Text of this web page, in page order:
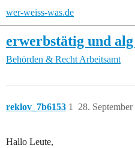
wer-weiss-was.de
erwerbstätig und alg
Behörden & Recht Arbeitsamt
reklov_7b6153 28.
1
Hallo Leute,